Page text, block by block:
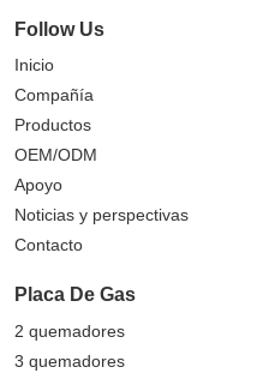
Follow Us
Inicio
Compañía
Productos
OEM/ODM
Apoyo
Noticias y perspectivas
Contacto
Placa De Gas
2 quemadores
3 quemadores